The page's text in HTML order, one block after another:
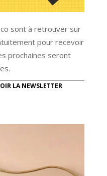
sont à retrouver sur
pour recevoir
prochaines seront
LA NEWSLETTER